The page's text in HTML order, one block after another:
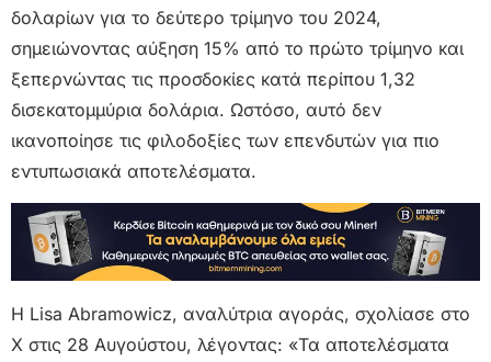
δολαρίων για το δεύτερο τρίμηνο του 2024,
σημειώνοντας αύξηση 15% από το πρώτο τρίμηνο και
ξεπερνώντας τις προσδοκίες κατά περίπου 1,32
δισεκατομμύρια δολάρια. Ωστόσο, αυτό δεν
ικανοποίησε τις φιλοδοξίες των επενδυτών για πιο
εντυπωσιακά αποτελέσματα.
Η Lisa Abramowicz, αναλύτρια αγοράς, σχολίασε στο
X στις 28 Αυγούστου, λέγοντας: «Τα αποτελέσματα